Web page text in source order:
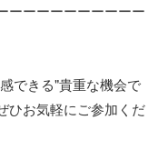
ーーーーーーーーーー
できる"貴重な機会で
ひお気軽にご参加くだ